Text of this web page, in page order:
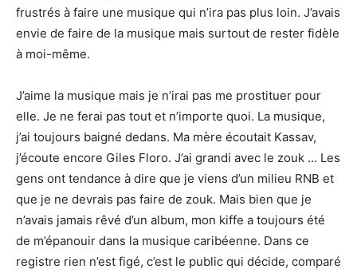
frustrés à faire une musique qui n’ira pas plus loin. J’avais
envie de faire de la musique mais surtout de rester fidèle
à moi-même.
J’aime la musique mais je n’irai pas me prostituer pour
elle. Je ne ferai pas tout et n’importe quoi. La musique,
j’ai toujours baigné dedans. Ma mère écoutait Kassav,
j’écoute encore Giles Floro. J’ai grandi avec le zouk … Les
gens ont tendance à dire que je viens d’un milieu RNB et
que je ne devrais pas faire de zouk. Mais bien que je
n’avais jamais rêvé d’un album, mon kiffe a toujours été
de m’épanouir dans la musique caribéenne. Dans ce
registre rien n’est figé, c’est le public qui décide, comparé